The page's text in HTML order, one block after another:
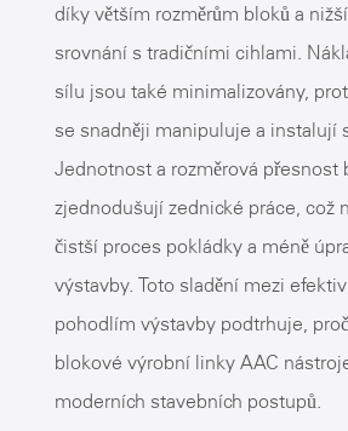
díky větším rozměrům bloků a
srovnání s tradičními cihlami.
sílu jsou také minimalizovány,
se snadněji manipuluje a instalují
Jednotnost a rozměrová přesnost
zjednodušují zednické práce, což
čistší proces pokládky a méně
výstavby. Toto sladění mezi
pohodlím výstavby podtrhuje,
blokové výrobní linky AAC
moderních stavebních postupů.